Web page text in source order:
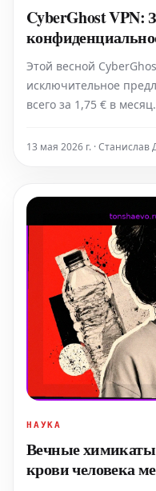
CyberGhost VPN:
месяц
Этой весной
исключительное
всего за 1,75 € в
конфиденциально и
13 мая 2026 г. ·
НАУКА
Вечные
крови человека